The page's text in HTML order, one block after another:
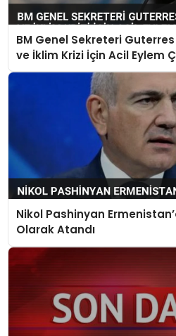
BM Genel Sekreteri
ve İklim Krizi İçin Acil Eylem
Nikol Pashinyan
Olarak Atandı